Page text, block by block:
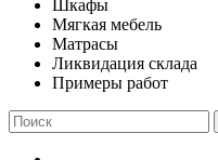
Шкафы
Мягкая мебель
Матрасы
Ликвидация склада
Примеры работ